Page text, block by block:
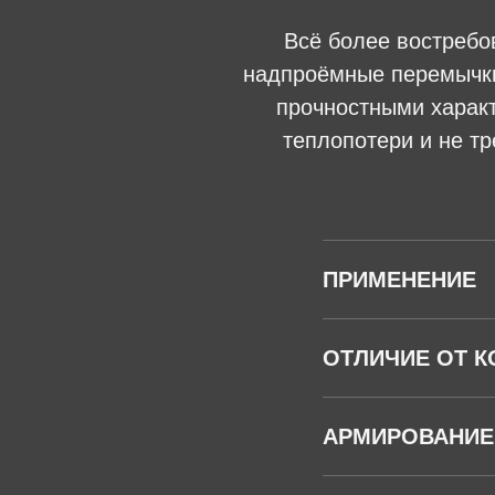
Всё более
надпроёмные
прочностными
теплопотери и не
ПРИМЕНЕНИЕ
ОТЛИЧИЕ ОТ
АРМИРОВАНИЕ